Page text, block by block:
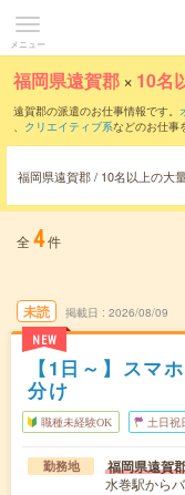
メニュー
福岡県遠賀郡 × 10名
遠賀郡の派遣のお仕事情報です。
、 クリエイティブ系などのお仕事
福岡県遠賀郡 / 10名以上の大
全 4件
未読
NEW
掲載日 2026/08/09
【1日～】スマ
分け
職種未経験OK 土日祝
勤務地 福岡県遠賀
水巻駅から